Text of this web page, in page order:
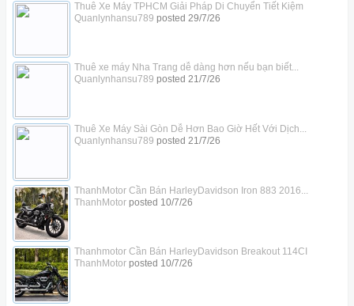
Thuê Xe Máy TPHCM Giải Pháp Di Chuyển Tiết Kiệm
Quanlynhansu789 posted 29/7/26
Thuê xe máy Nha Trang dễ dàng hơn nếu bạn biết...
Quanlynhansu789 posted 21/7/26
Thuê Xe Máy Sài Gòn Dễ Hơn Bao Giờ Hết Với Dịch...
Quanlynhansu789 posted 21/7/26
ThanhMotor Cần Bán HarleyDavidson Iron 883 2016...
ThanhMotorposted 10/7/26
Thanhmotor Cần Bán HarleyDavidson Breakout 114CI
ThanhMotorposted 10/7/26